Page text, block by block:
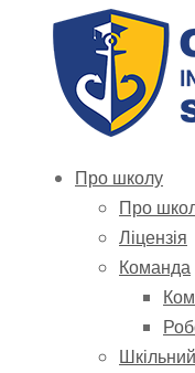
Про школу
Про
Ліцензія
Команда